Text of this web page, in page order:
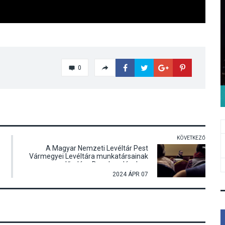
0
KÖVETKEZŐ
A Magyar Nemzeti Levéltár Pest
Vármegyei Levéltára munkatársainak
előadása Dunabogdányban
2024 ÁPR 07